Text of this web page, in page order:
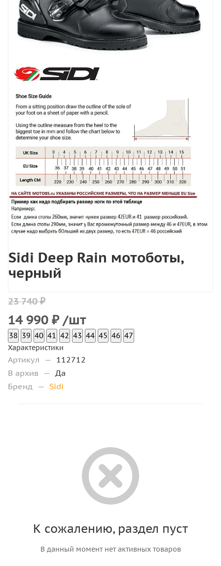
Sidi Deep Rain мотоботы,
черный
23 740 ₽
14 990 ₽ /шт
38 39 40 41 42 43 44 45 46 47
Характеристики
Артикул — 112712
В архив — Да
Бренд — Sidi
К сожалению, раздел пуст
В данный момент нет активных товаров